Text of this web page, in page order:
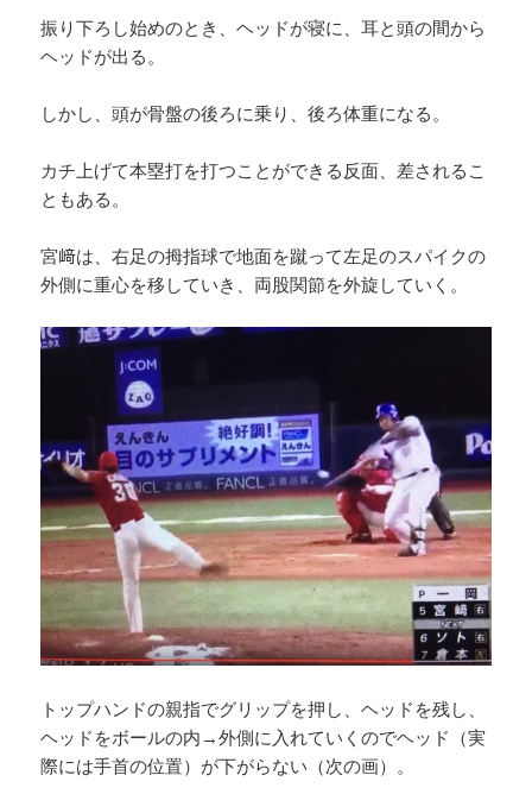
振り下ろし始めのとき、ヘッドが寝に、耳と頭の間から
ヘッドが出る。
しかし、頭が骨盤の後ろに乗り、後ろ体重になる。
カチ上げて本塁打を打つことができる反面、差されるこ
ともある。
宮﨑は、右足の拇指球で地面を蹴って左足のスパイクの
外側に重心を移していき、両股関節を外旋していく。
トップハンドの親指でグリップを押し、ヘッドを残し、
ヘッドをボールの内→外側に入れていくのでヘッド（実
際には手首の位置）が下がらない（次の画）。